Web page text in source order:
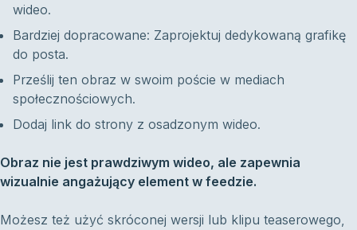
wideo.
Bardziej dopracowane: Zaprojektuj dedykowaną grafikę
do posta.
Prześlij ten obraz w swoim poście w mediach
społecznościowych.
Dodaj link do strony z osadzonym wideo.
Obraz nie jest prawdziwym wideo, ale zapewnia
wizualnie angażujący element w feedzie.
Możesz też użyć skróconej wersji lub klipu teaserowego,